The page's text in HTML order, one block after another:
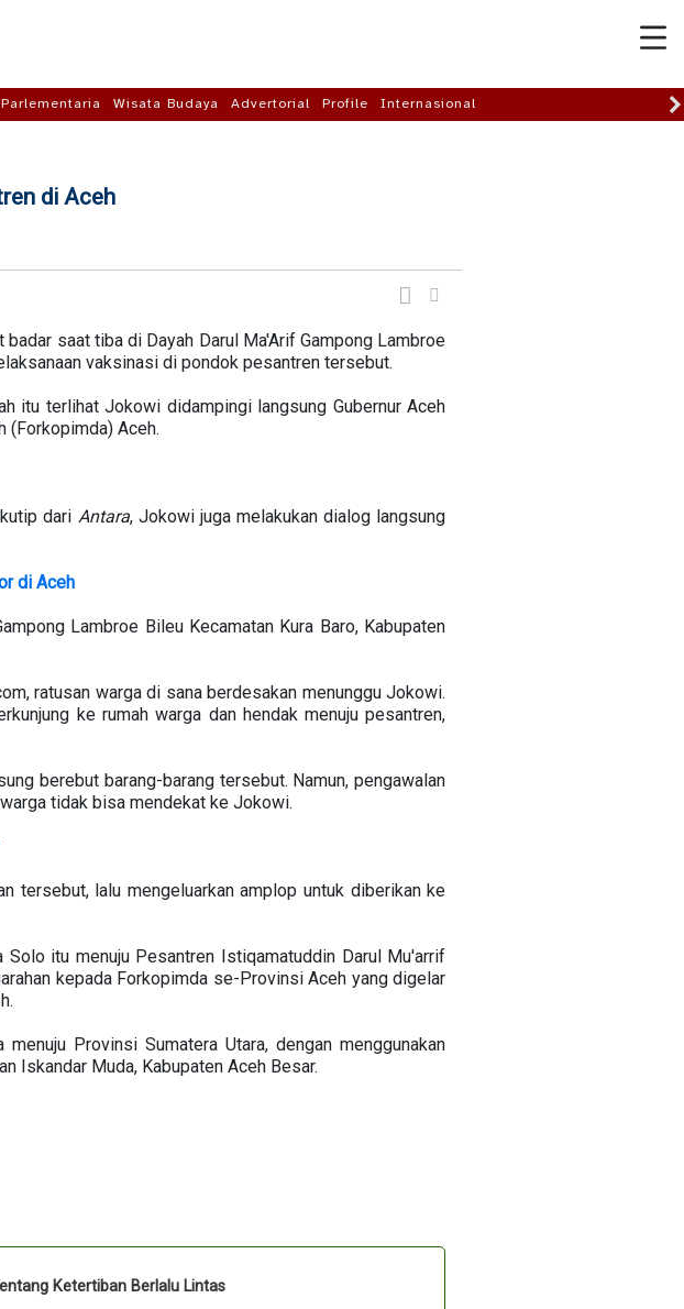
Parlementaria Wisata Budaya Advertorial Profile Internasional
di Aceh
saat tiba di Dayah Darul Ma'Arif Gampong Lambroe
vaksinasi di pondok pesantren tersebut.
itu terlihat Jokowi didampingi langsung Gubernur Aceh
(Forkopimda) Aceh.
dari Antara, Jokowi juga melakukan dialog langsung
di Aceh
Lambroe Bileu Kecamatan Kura Baro, Kabupaten
ratusan warga di sana berdesakan menunggu Jokowi.
ke rumah warga dan hendak menuju pesantren,
berebut barang-barang tersebut. Namun, pengawalan
tidak bisa mendekat ke Jokowi.
tersebut, lalu mengeluarkan amplop untuk diberikan ke
itu menuju Pesantren Istiqamatuddin Darul Mu'arrif
kepada Forkopimda se-Provinsi Aceh yang digelar
Provinsi Sumatera Utara, dengan menggunakan
Iskandar Muda, Kabupaten Aceh Besar.
Ketertiban Berlalu Lintas